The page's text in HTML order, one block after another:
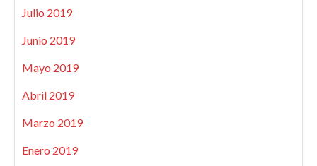
Julio 2019
Junio 2019
Mayo 2019
Abril 2019
Marzo 2019
Enero 2019